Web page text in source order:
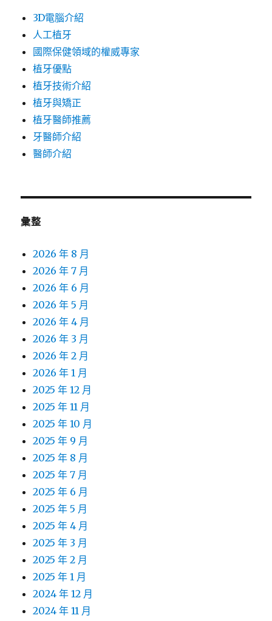
3D電腦介紹
人工植牙
國際保健領域的權威專家
植牙優點
植牙技術介紹
植牙與矯正
植牙醫師推薦
牙醫師介紹
醫師介紹
彙整
2026 年 8 月
2026 年 7 月
2026 年 6 月
2026 年 5 月
2026 年 4 月
2026 年 3 月
2026 年 2 月
2026 年 1 月
2025 年 12 月
2025 年 11 月
2025 年 10 月
2025 年 9 月
2025 年 8 月
2025 年 7 月
2025 年 6 月
2025 年 5 月
2025 年 4 月
2025 年 3 月
2025 年 2 月
2025 年 1 月
2024 年 12 月
2024 年 11 月